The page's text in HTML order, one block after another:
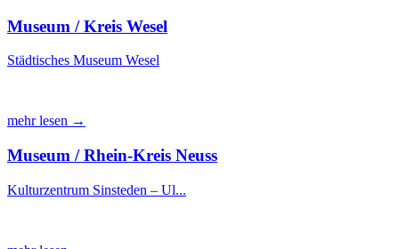
Museum / Kreis Wesel
Städtisches Museum Wesel
mehr lesen →
Museum / Rhein-Kreis Neuss
Kulturzentrum Sinsteden – Ul...